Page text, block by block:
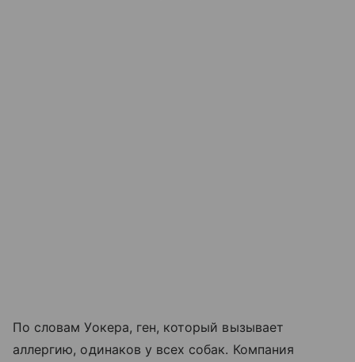
По словам Уокера, ген, который вызывает
аллергию, одинаков у всех собак. Компания